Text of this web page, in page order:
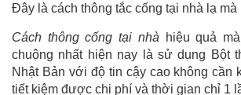
Đây là cách thông tắc cống tại nhà lạ mà
Cách thông cống tại nhà hiệu quả
chuộng nhất hiện nay là sử dụng Bột
Nhật Bản với độ tin cậy cao không cần
tiết kiệm được chi phí và thời gian chỉ 1